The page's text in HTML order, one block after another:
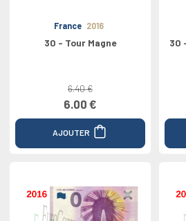
France 2016
30 - Tour Magne
6.40 €
6.00 €
AJOUTER
30